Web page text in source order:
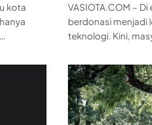
kota
VASIOTA.COM –
berdonasi menjadi
teknologi. Kini,